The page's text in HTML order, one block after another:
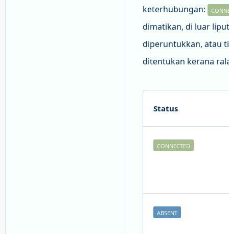
keterhubungan:
dimatikan, di luar
diperuntukkan, atau
ditentukan kerana
Status
CONNECTED
ABSENT